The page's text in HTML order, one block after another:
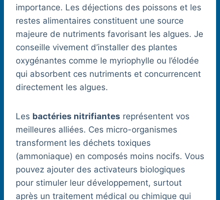
importance. Les déjections des poissons et les
restes alimentaires constituent une source
majeure de nutriments favorisant les algues. Je
conseille vivement d’installer des plantes
oxygénantes comme le myriophylle ou l’élodée
qui absorbent ces nutriments et concurrencent
directement les algues.
Les bactéries nitrifiantes représentent vos
meilleures alliées. Ces micro-organismes
transforment les déchets toxiques
(ammoniaque) en composés moins nocifs. Vous
pouvez ajouter des activateurs biologiques
pour stimuler leur développement, surtout
après un traitement médical ou chimique qui